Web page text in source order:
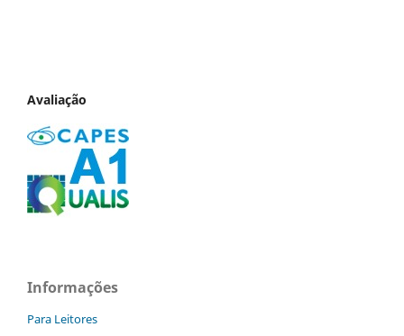
Avaliação
Informações
Para Leitores